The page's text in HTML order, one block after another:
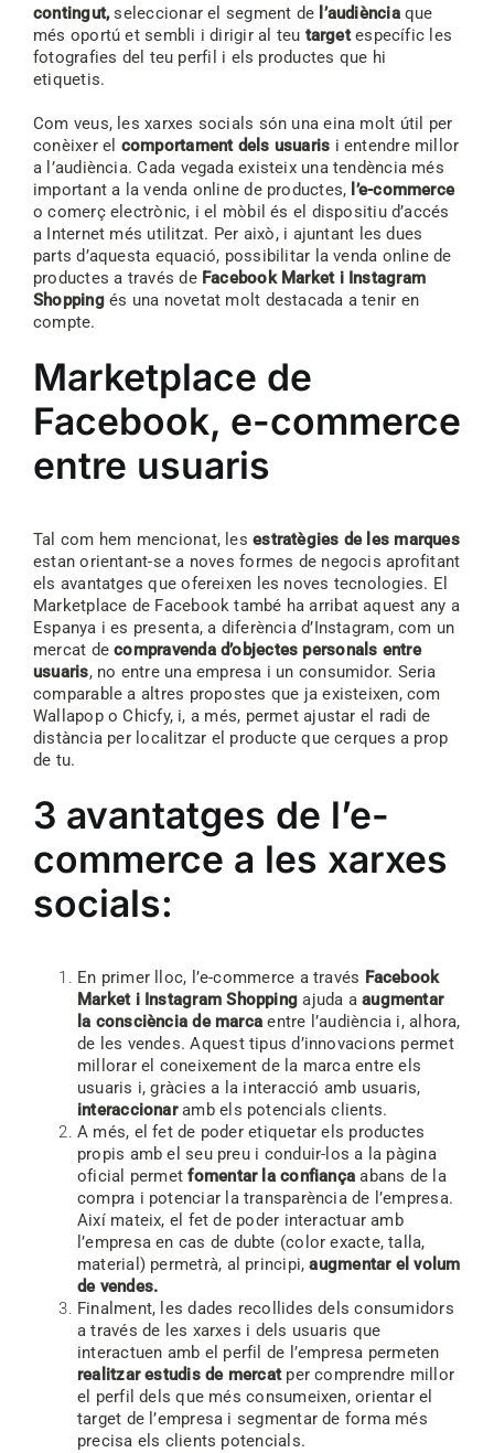
contingut,seleccionar el segment de l’audiènciaque
més oportú et sembli i dirigir al teu targetespecífic les
fotografies del teu perfil i els productes que hi
etiquetis.
Com veus, les xarxes socials són una eina molt útil per
conèixer el comportament dels usuaris i entendre millor
a l’audiència. Cada vegada existeix una tendència més
important a la venda online de productes, l’e-commerce
o comerç electrònic, i el mòbil és el dispositiu d’accés
a Internet més utilitzat. Per això, i ajuntant les dues
parts d’aquesta equació, possibilitar la venda online de
productes a través de Facebook Market i Instagram
Shoppingés una novetat molt destacada a tenir en
compte.
Marketplace de
Facebook, e-commerce
entre usuaris
Tal com hem mencionat, lesestratègies de les marques
estan orientant-se a noves formes de negocis aprofitant
els avantatges que ofereixen les noves tecnologies. El
Marketplace de Facebook també ha arribat aquest any a
Espanya i es presenta, a diferència d’Instagram, com un
mercat decompravenda d’objectes personals entre
usuaris, no entre una empresa i un consumidor. Seria
comparable a altres propostes que ja existeixen, com
Wallapop o Chicfy, i, a més, permet ajustar el radi de
distància per localitzar el producte que cerques a prop
de tu.
3 avantatges de l’e-
commerce a les xarxes
socials:
En primer lloc, l’e-commerce a través Facebook
Market i Instagram Shopping ajuda aaugmentar
la consciència de marcaentre l’audiència i, alhora,
de les vendes. Aquest tipus d’innovacions permet
millorar el coneixement de la marca entre els
usuaris i, gràcies a la interacció amb usuaris,
interaccionaramb els potencials clients.
A més, el fet de poder etiquetar els productes
propis amb el seu preu i conduir-los a la pàgina
oficial permet fomentar la confiançaabans de la
compra i potenciar la transparència de l’empresa.
Així mateix, el fet de poder interactuar amb
l’empresa en cas de dubte (color exacte, talla,
material) permetrà, al principi,augmentar el volum
de vendes.
Finalment, les dades recollides dels consumidors
a través de les xarxes i dels usuaris que
interactuen amb el perfil de l’empresa permeten
realitzar estudis de mercat per comprendre millor
el perfil dels que més consumeixen, orientar el
target de l’empresa i segmentar de forma més
precisa els clients potencials.